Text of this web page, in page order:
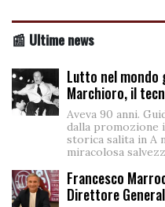
📰 Ultime news
Lutto nel mondo
Marchioro, il
Aveva 90 anni.
dalla promozione
storica salita in A
miracolosa
Francesco
Direttore